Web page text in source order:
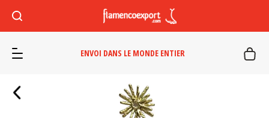
ENVOI DANS LE MONDE ENTIER